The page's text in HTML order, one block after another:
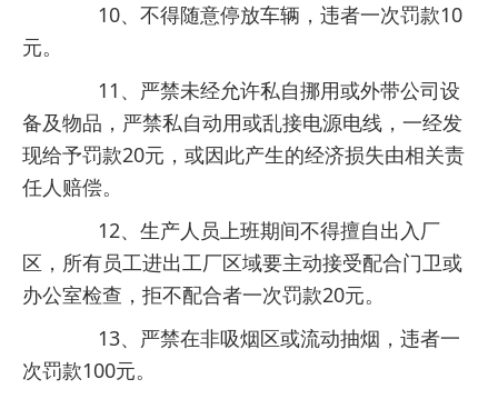
10、不得随意停放车辆，违者一次罚款10
元。
11、严禁未经允许私自挪用或外带公司设
备及物品，严禁私自动用或乱接电源电线，一经发
现给予罚款20元，或因此产生的经济损失由相关责
任人赔偿。
12、生产人员上班期间不得擅自出入厂
区，所有员工进出工厂区域要主动接受配合门卫或
办公室检查，拒不配合者一次罚款20元。
13、严禁在非吸烟区或流动抽烟，违者一
次罚款100元。